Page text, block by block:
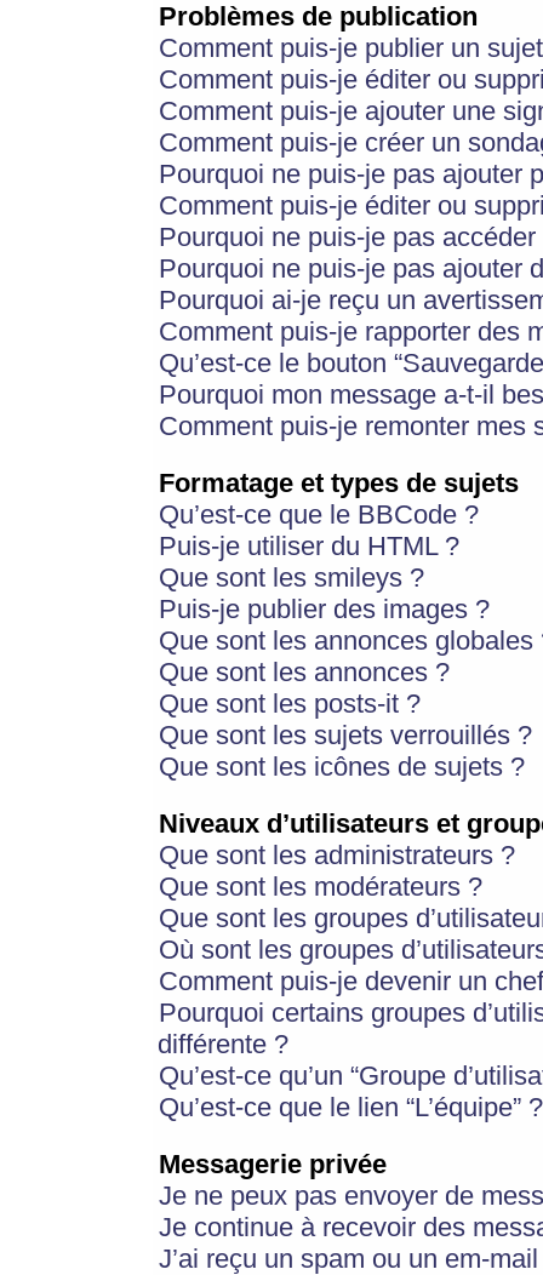
Problèmes de publication
Comment puis-je publier un
Comment puis-je éditer ou
Comment puis-je ajouter une
Comment puis-je créer un
Pourquoi ne puis-je pas ajouter
Comment puis-je éditer ou
Pourquoi ne puis-je pas
Pourquoi ne puis-je pas ajouter
Pourquoi ai-je reçu un
Comment puis-je rapporter des
Qu’est-ce le bouton
Pourquoi mon message a-t-il
Comment puis-je remonter mes
Formatage et types de sujets
Qu’est-ce que le BBCode ?
Puis-je utiliser du HTML ?
Que sont les smileys ?
Puis-je publier des images ?
Que sont les annonces globales
Que sont les annonces ?
Que sont les posts-it ?
Que sont les sujets verrouillés ?
Que sont les icônes de sujets ?
Niveaux d’utilisateurs et
Que sont les administrateurs ?
Que sont les modérateurs ?
Que sont les groupes
Où sont les groupes
Comment puis-je devenir un
Pourquoi certains groupes
différente ?
Qu’est-ce qu’un “Groupe
Qu’est-ce que le lien “L’équipe” ?
Messagerie privée
Je ne peux pas envoyer de
Je continue à recevoir des
J’ai reçu un spam ou un em-